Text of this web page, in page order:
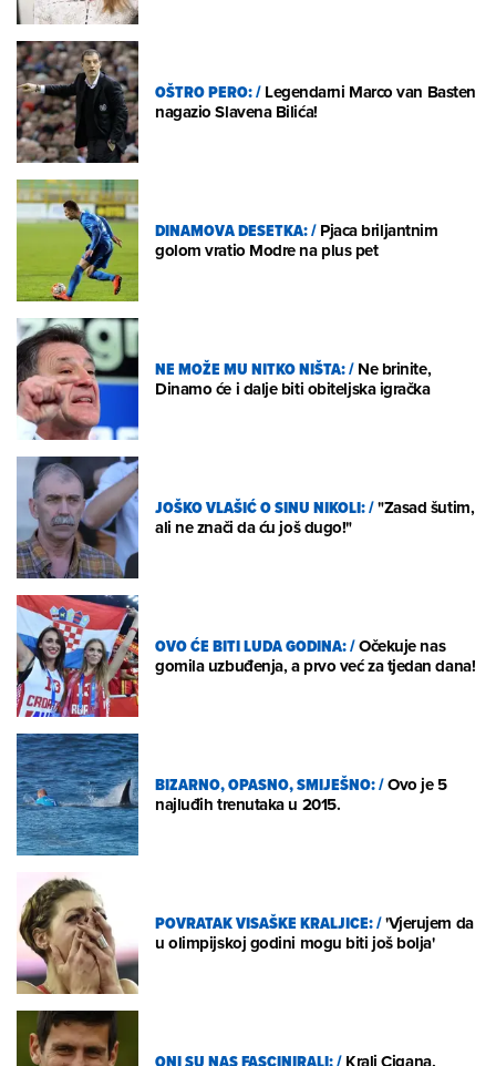
OŠTRO PERO:/Legendarni Marco van Basten
nagazio Slavena Bilića!
DINAMOVA DESETKA:/Pjaca briljantnim
golom vratio Modre na plus pet
NE MOŽE MU NITKO NIŠTA:/Ne brinite,
Dinamo će i dalje biti obiteljska igračka
JOŠKO VLAŠIĆ O SINU NIKOLI:/"Zasad šutim,
ali ne znači da ću još dugo!"
OVO ĆE BITI LUDA GODINA:/Očekuje nas
gomila uzbuđenja, a prvo već za tjedan dana!
BIZARNO, OPASNO, SMIJEŠNO:/Ovo je 5
najluđih trenutaka u 2015.
POVRATAK VISAŠKE KRALJICE:/'Vjerujem da
u olimpijskoj godini mogu biti još bolja'